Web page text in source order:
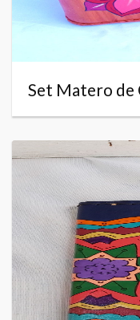
Set Matero de